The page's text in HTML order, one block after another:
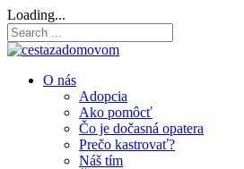
Loading...
O nás
Adopcia
Ako pomôcť
Čo je dočasná opatera
Prečo kastrovať?
Náš tím